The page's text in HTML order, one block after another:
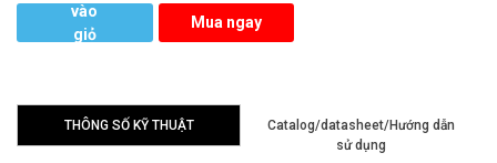
vào
giỏ
Mua ngay
THÔNG SỐ KỸ THUẬT
Catalog/datasheet/Hướng dẫn
sử dụng